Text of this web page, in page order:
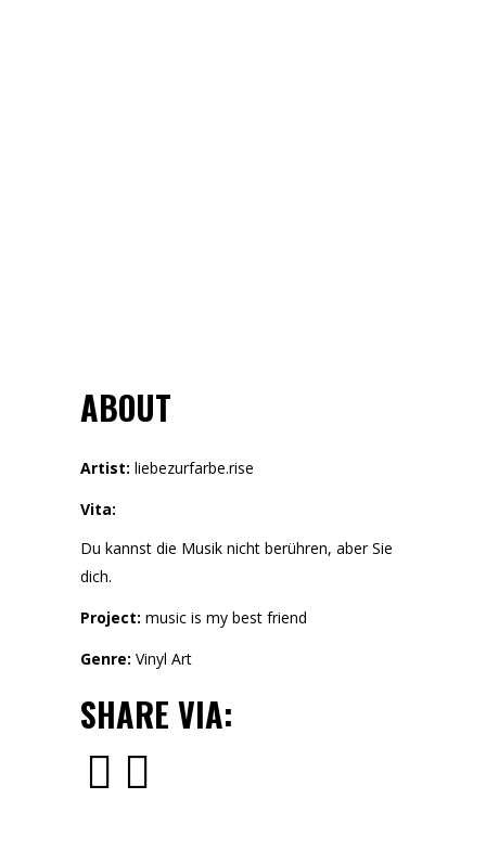
ABOUT
Artist: liebezurfarbe.rise
Vita:
Du kannst die Musik nicht berühren, aber Sie
dich.
Project: music is my best friend
Genre: Vinyl Art
SHARE VIA: